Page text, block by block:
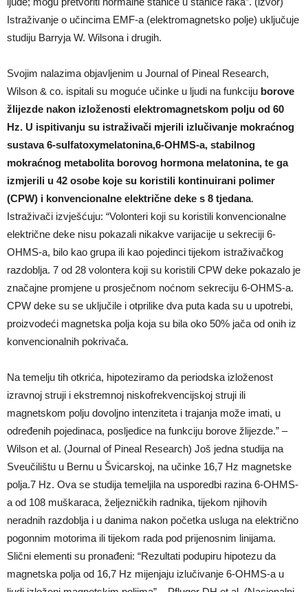
Istraživanje o učincima EMF-a (elektromagnetsko polje) uključuje
studiju Barryja W. Wilsona i drugih.
Svojim nalazima objavljenim u Journal of Pineal Research,
Wilson & co. ispitali su moguće učinke u ljudi na funkciju borove
žlijezde nakon izloženosti elektromagnetskom polju od 60
Hz. U ispitivanju su istraživači mjerili izlučivanje mokraćnog
sustava 6-sulfatoxymelatonina,6-OHMS-a, stabilnog
mokraćnog metabolita borovog hormona melatonina, te ga
izmjerili u 42 osobe koje su koristili kontinuirani polimer
(CPW) i konvencionalne električne deke s 8 tjedana.
Istraživači izvješćuju: “Volonteri koji su koristili konvencionalne
električne deke nisu pokazali nikakve varijacije u sekreciji 6-
OHMS-a, bilo kao grupa ili kao pojedinci tijekom istraživačkog
razdoblja. 7 od 28 volontera koji su koristili CPW deke pokazalo je
značajne promjene u prosječnom noćnom sekreciju 6-OHMS-a.
CPW deke su se uključile i otprilike dva puta kada su u upotrebi,
proizvodeći magnetska polja koja su bila oko 50% jača od onih iz
konvencionalnih pokrivača.
Na temelju tih otkrića, hipoteziramo da periodska izloženost
izravnoj struji i ekstremnoj niskofrekvencijskoj struji ili
magnetskom polju dovoljno intenziteta i trajanja može imati, u
određenih pojedinaca, posljedice na funkciju borove žlijezde.” –
Wilson et al. (Journal of Pineal Research) Još jedna studija na
Sveučilištu u Bernu u Švicarskoj, na učinke 16,7 Hz magnetske
polja.7 Hz. Ova se studija temeljila na usporedbi razina 6-OHMS-
a od 108 muškaraca, željezničkih radnika, tijekom njihovih
neradnih razdoblja i u danima nakon početka usluga na električno
pogonnim motorima ili tijekom rada pod prijenosnim linijama.
Slični elementi su pronađeni: “Rezultati podupiru hipotezu da
magnetska polja od 16,7 Hz mijenjaju izlučivanje 6-OHMS-a u